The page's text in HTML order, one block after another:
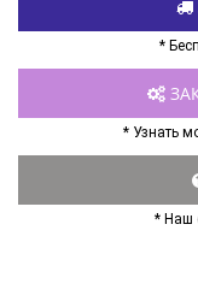
*
* Узнать
* Наш